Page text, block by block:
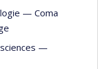
— Coma
—